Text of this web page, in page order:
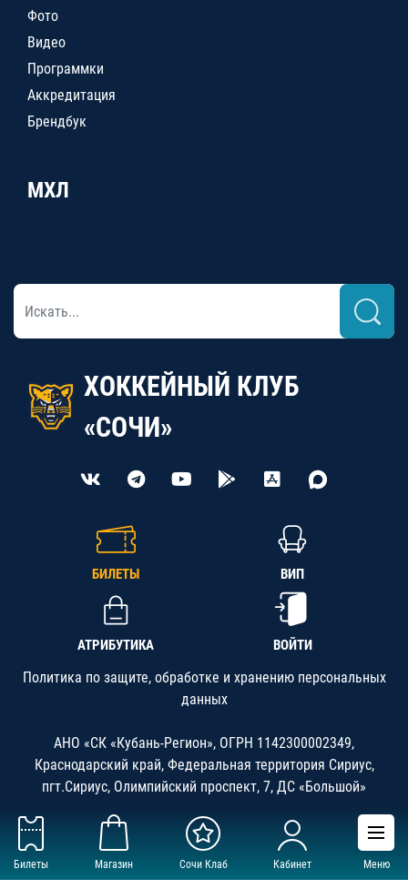
Билеты Магазин Сочи Клаб Кабинет Меню
Фото
Видео
Программки
Аккредитация
Брендбук
МХЛ
ХОККЕЙНЫЙ КЛУБ
«СОЧИ»
БИЛЕТЫ ВИП
АТРИБУТИКА ВОЙТИ
Политика по защите, обработке и хранению персональных
данных
АНО «СК «Кубань-Регион», ОГРН 1142300002349,
Краснодарский край, Федеральная территория Сириус,
пгт.Сириус, Олимпийский проспект, 7, ДС «Большой»